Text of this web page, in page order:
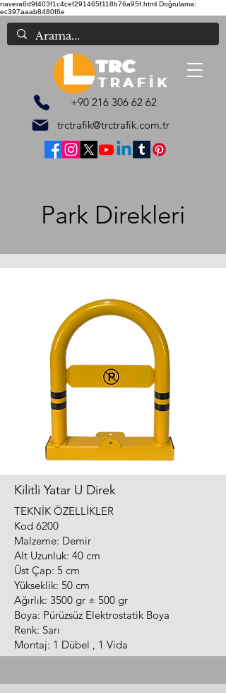
navera6d9f403f1c4cef291465f118b76a95f.html Doğrulama:
ec397aaab8480f6e
trctrafik@trctrafik.com.tr
+90 216 306 62 62
Park Direkleri
Kilitli Yatar U Direk
TEKNİK ÖZELLİKLER
Kod 6200
Malzeme: Demir
Alt Uzunluk: 40 cm
Üst Çap: 5 cm
Yükseklik: 50 cm
Ağırlık: 3500 gr ± 500 gr
Boya: Pürüzsüz Elektrostatik Boya
Renk: Sarı
Montaj: 1 Dübel , 1 Vida